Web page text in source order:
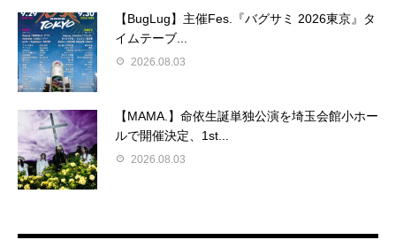
【BugLug】主催Fes.『バグサミ 2026東京』タ
イムテーブ...
2026.08.03
【MAMA.】命依生誕単独公演を埼玉会館小ホー
ルで開催決定、1st...
2026.08.03